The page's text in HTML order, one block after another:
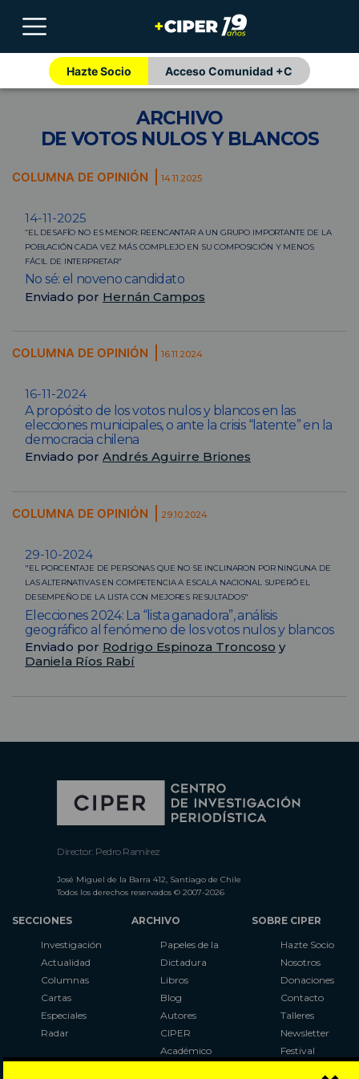
Hazte Socio Acceso Comunidad +C
ARCHIVO
DE VOTOS NULOS Y BLANCOS
COLUMNA DE OPINIÓN 14.11.2025
14-11-2025
“EL DESAFÍO NO ES MENOR: REENCANTAR A UN GRUPO IMPORTANTE DE LA
POBLACIÓN CADA VEZ MÁS COMPLEJO EN SU COMPOSICIÓN Y MENOS
FÁCIL DE INTERPRETAR”
No sé: el noveno candidato
Enviado por Hernán Campos
COLUMNA DE OPINIÓN 16.11.2024
16-11-2024
A propósito de los votos nulos y blancos en las
elecciones municipales, o ante la crisis “latente” en la
democracia chilena
Enviado por Andrés Aguirre Briones
COLUMNA DE OPINIÓN 29.10.2024
29-10-2024
"EL PORCENTAJE DE PERSONAS QUE NO SE INCLINARON POR NINGUNA DE
LAS ALTERNATIVAS EN COMPETENCIA A ESCALA NACIONAL SUPERÓ EL
DESEMPEÑO DE LA LISTA CON MEJORES RESULTADOS"
Elecciones 2024: La “lista ganadora”, análisis
geográfico al fenómeno de los votos nulos y blancos
Enviado por Rodrigo Espinoza Troncoso y
Daniela Ríos Rabí
Director: Pedro Ramírez
José Miguel de la Barra 412, Santiago de Chile
Todos los derechos reservados © 2007-2026
SECCIONES
Investigación
Actualidad
Columnas
Cartas
Especiales
Radar
ARCHIVO
Papeles de la
Dictadura
Libros
Blog
Autores
CIPER
Académico
SOBRE CIPER
Hazte Socio
Nosotros
Donaciones
Contacto
Talleres
Newsletter
Festival